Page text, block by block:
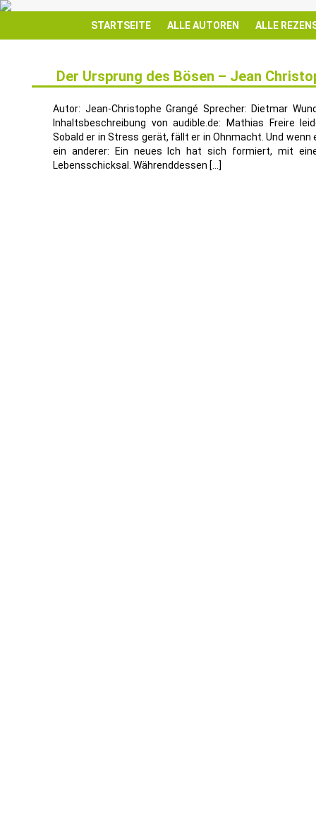
STARTSEITE ALLE AUTOREN ALLE
Der Ursprung des Bösen – Jean
Autor: Jean-Christophe Grangé Sprecher: Dietmar
Inhaltsbeschreibung von audible.de: Mathias Freire
Sobald er in Stress gerät, fällt er in Ohnmacht. Und
ein anderer: Ein neues Ich hat sich formiert, mit
Lebensschicksal. Währenddessen […]